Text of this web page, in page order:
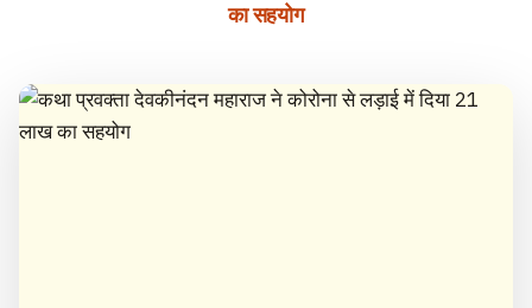
का सहयोग